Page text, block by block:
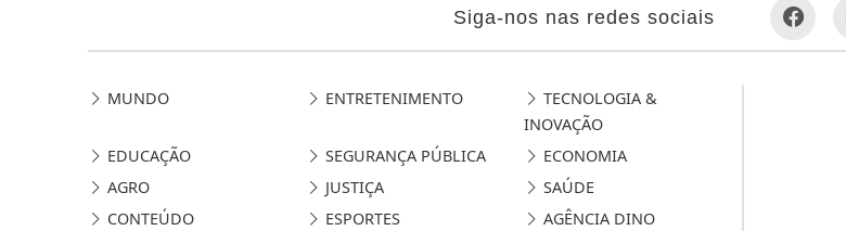
Siga-nos nas redes sociais
MUNDO ENTRETENIMENTO
TECNOLOGIA &
INOVAÇÃO
EDUCAÇÃO
SEGURANÇA PÚBLICA
ECONOMIA
AGRO
JUSTIÇA
SAÚDE
CONTEÚDO
ESPORTES AGÊNCIA DINO